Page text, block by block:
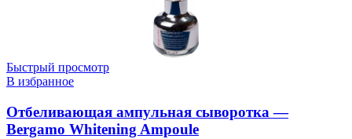
Быстрый просмотр
В избранное
Отбеливающая ампульная сыворотка —
Bergamo Whitening Ampoule